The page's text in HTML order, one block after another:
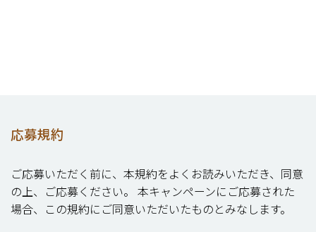
応募規約
ご応募いただく前に、本規約をよくお読みいただき、同意
の上、ご応募ください。 本キャンペーンにご応募された
場合、この規約にご同意いただいたものとみなします。